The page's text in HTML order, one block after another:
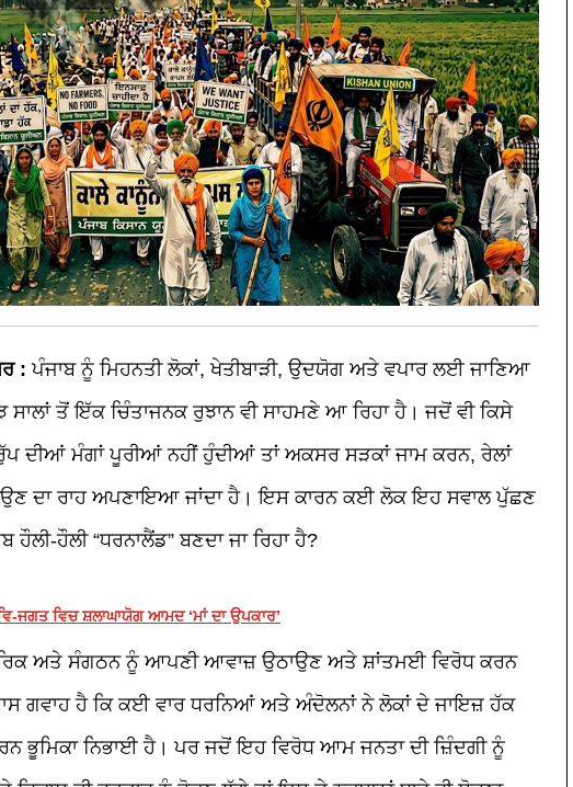
:ਪੰਜਾਬ ਨੂੰ ਮਿਹਨਤੀ ਲੋਕਾਂ,ਖੇਤੀਬਾੜੀ, ਉਦਯੋਗ ਅਤੇ ਵਪਾਰ ਲਈ ਜਾਣਿਆ
ਸਾਲਾਂ ਤੋਂ ਇੱਕ ਚਿੰਤਾਜਨਕ ਰੁਝਾਨ ਵੀ ਸਾਹਮਣੇ ਆ ਰਿਹਾ ਹੈ। ਜਦੋਂ ਵੀ ਕਿਸੇ
ਦੀਆਂ ਮੰਗਾਂ ਪੂਰੀਆਂ ਨਹੀਂ ਹੁੰਦੀਆਂ ਤਾਂ ਅਕਸਰ ਸੜਕਾਂ ਜਾਮ ਕਰਨ, ਰੇਲਾਂ
ਦਾ ਰਾਹ ਅਪਣਾਇਆ ਜਾਂਦਾ ਹੈ। ਇਸ ਕਾਰਨ ਕਈ ਲੋਕ ਇਹ ਸਵਾਲ ਪੁੱਛਣ
ਹੌਲੀ-ਹੌਲੀ “ਧਰਨਾਲੈਂਡ” ਬਣਦਾ ਜਾ ਰਿਹਾ ਹੈ?
ਜਗਤ ਵਿਚ ਸ਼ਲਾਘਾਯੋਗ ਆਮਦ ‘ਮਾਂ ਦਾ ਉਪਕਾਰ’
ਅਤੇ ਸੰਗਠਨ ਨੂੰ ਆਪਣੀ ਆਵਾਜ਼ ਉਠਾਉਣ ਅਤੇ ਸ਼ਾਂਤਮਈ ਵਿਰੋਧ ਕਰਨ
ਗਵਾਹ ਹੈ ਕਿ ਕਈ ਵਾਰ ਧਰਨਿਆਂ ਅਤੇ ਅੰਦੋਲਨਾਂ ਨੇ ਲੋਕਾਂ ਦੇ ਜਾਇਜ਼ ਹੱਕ
ਭੂਮਿਕਾ ਨਿਭਾਈ ਹੈ। ਪਰ ਜਦੋਂ ਇਹ ਵਿਰੋਧ ਆਮ ਜਨਤਾ ਦੀ ਜ਼ਿੰਦਗੀ ਨੂੰ